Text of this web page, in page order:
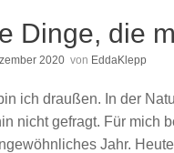
Dinge, die
2020 von EddaKlepp
ich draußen. In der
nicht gefragt. Für mich
Jahr.